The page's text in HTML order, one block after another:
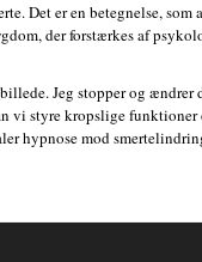
Det er en betegnelse,
der forstærkes af
Jeg stopper og
vi styre kropslige
hypnose mod